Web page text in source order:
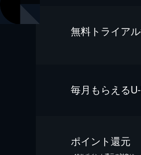
無料トライア
毎⽉もらえる
ポイント還元